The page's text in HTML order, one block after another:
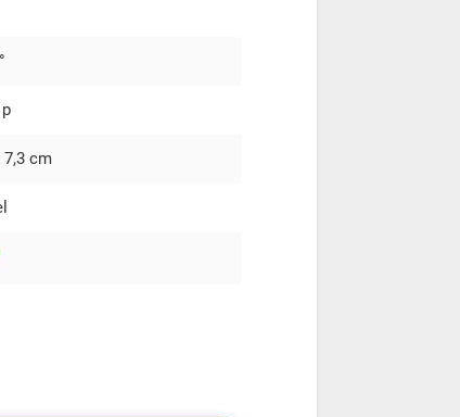
7,3 cm